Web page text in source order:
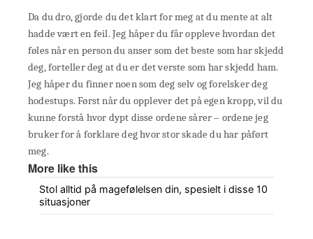
Da du dro, gjorde du det klart for meg at du mente at alt
hadde vært en feil. Jeg håper du får oppleve hvordan det
føles når en person du anser som det beste som har skjedd
deg, forteller deg at du er det verste som har skjedd ham.
Jeg håper du finner noen som deg selv og forelsker deg
hodestups. Først når du opplever det på egen kropp, vil du
kunne forstå hvor dypt disse ordene sårer – ordene jeg
bruker for å forklare deg hvor stor skade du har påført
meg.
More like this
Stol alltid på magefølelsen din, spesielt i disse 10
situasjoner